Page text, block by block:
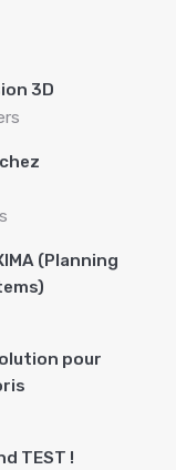
3D
(Planning
pour
TEST !